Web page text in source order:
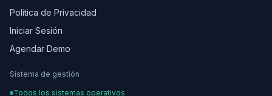
Política de Privacidad
Iniciar Sesión
Agendar Demo
Sistema de gestión
Todos los sistemas operativos